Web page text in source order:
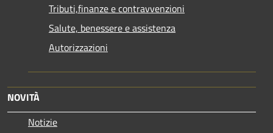
Tributi,finanze e contravvenzioni
Salute, benessere e assistenza
Autorizzazioni
NOVITÀ
Notizie